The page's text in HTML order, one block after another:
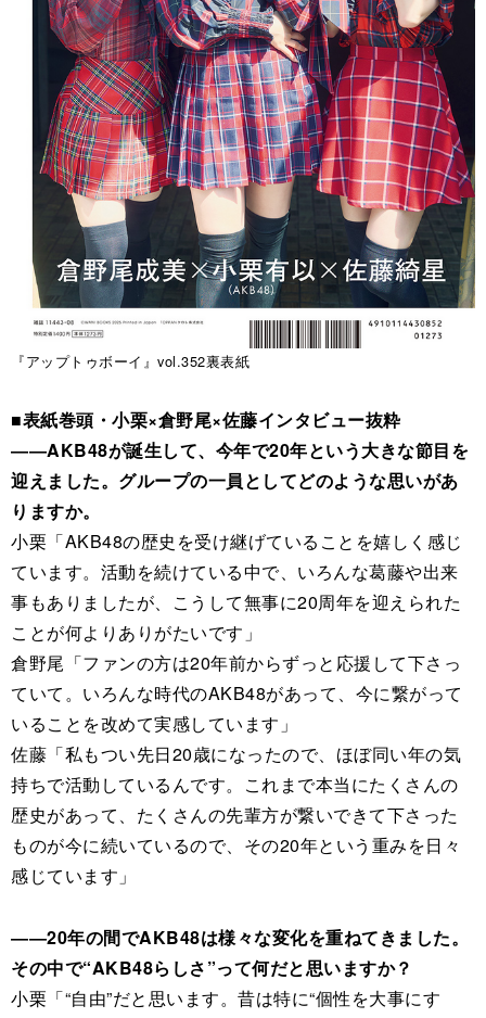
『アップトゥボーイ』vol.352裏表紙
■表紙巻頭・小栗×倉野尾×佐藤インタビュー抜粋
――AKB48が誕生して、今年で20年という大きな節目を
迎えました。グループの一員としてどのような思いがあ
りますか。
小栗「AKB48の歴史を受け継げていることを嬉しく感じ
ています。活動を続けている中で、いろんな葛藤や出来
事もありましたが、こうして無事に20周年を迎えられた
ことが何よりありがたいです」
倉野尾「ファンの方は20年前からずっと応援して下さっ
ていて。いろんな時代のAKB48があって、今に繋がって
いることを改めて実感しています」
佐藤「私もつい先日20歳になったので、ほぼ同い年の気
持ちで活動しているんです。これまで本当にたくさんの
歴史があって、たくさんの先輩方が繋いできて下さった
ものが今に続いているので、その20年という重みを日々
感じています」
――20年の間でAKB48は様々な変化を重ねてきました。
その中で“AKB48らしさ”って何だと思いますか？
小栗「“自由”だと思います。昔は特に“個性を大事にす